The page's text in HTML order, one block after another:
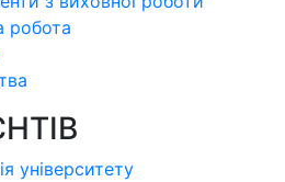
робота
університету